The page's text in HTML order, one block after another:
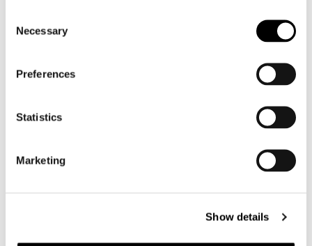
Selection
Necessary
Preferences
Statistics
Marketing
Show details